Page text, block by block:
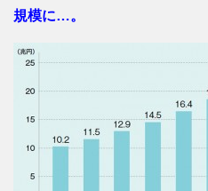
規模に…。